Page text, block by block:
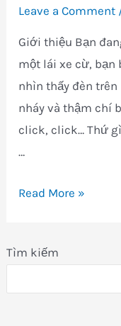
Tìm kiếm
Leave a Comment
Giới thiệu Bạn
một lái xe cừ, bạn
nhìn thấy đèn
nháy và thậm chí
click, click… Thứ
…
Rơle
Read More »